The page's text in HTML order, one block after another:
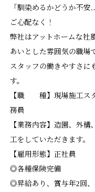
「馴染めるかどうか不安
ご心配なく！
弊社はアットホームな社
あいとした雰囲気の職場
スタッフの働きやすさに
す。
【職 種】現場施工ス
務員
【業務内容】造園、外
工をしていただきます。
【雇用形態】正社員
◎各種保険完備
◎昇給あり、賞与年2回